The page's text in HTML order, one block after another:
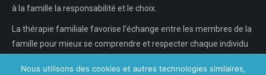
à la famille la responsabilité et le choix.
La thérapie familiale favorise l’échange entre les membres de la
famille pour mieux se comprendre et respecter chaque individu
Nous utilisons des cookies et autres technologies similaires,